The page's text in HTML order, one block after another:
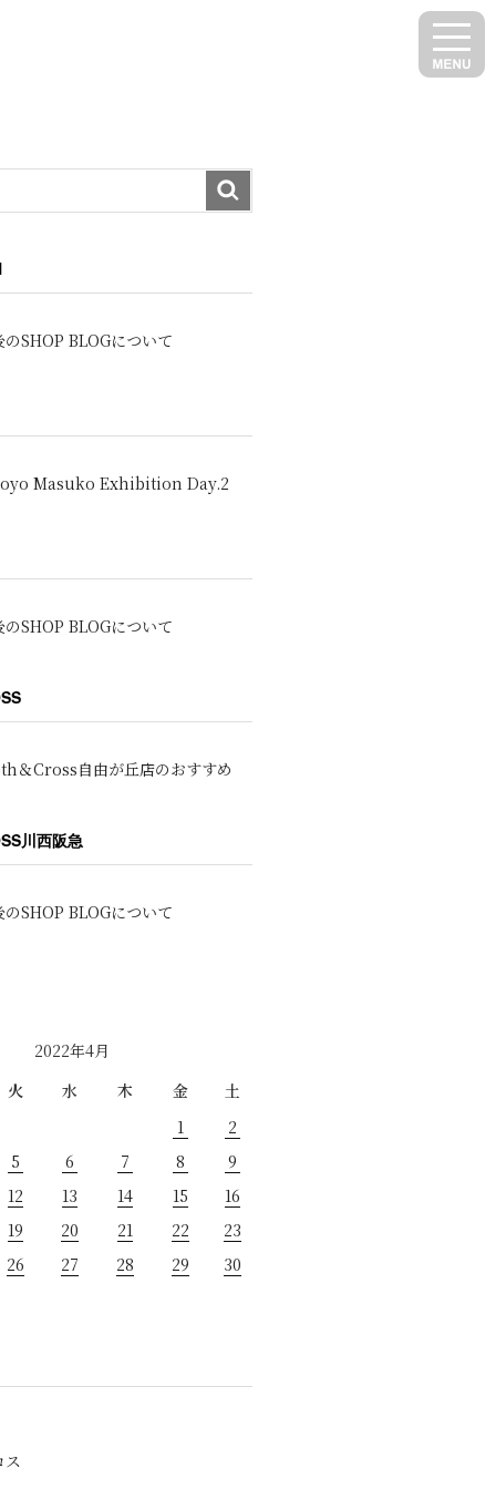
のSHOP BLOGについて
Masuko Exhibition Day.2
のSHOP BLOGについて
＆Cross自由が丘店のおすすめ
川西阪急
のSHOP BLOGについて
2022年4月
火 水 木 金
土
1
2
5 6 7 8
9
12 13 14 15
16
19 20 21 22
23
26 27 28 29
30
ス